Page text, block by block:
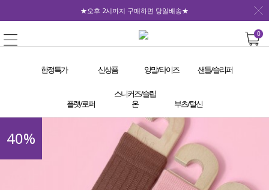
★오후 2시까지 구매하면 당일배송★
0
한정특가 신상품 양말/타이즈 샌들/슬리퍼
플랫/로퍼
스니커즈/슬립
온
부츠/털신
40%